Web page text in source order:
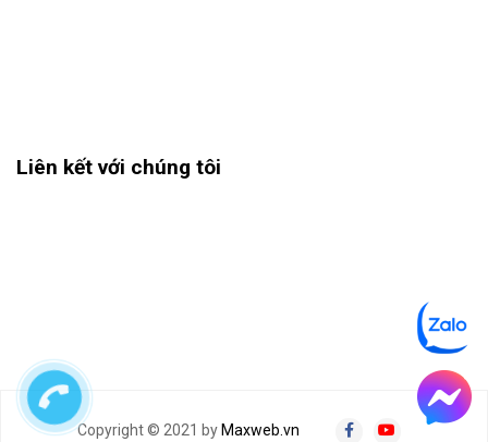
Liên kết với chúng tôi
Copyright © 2021 byMaxweb.vn